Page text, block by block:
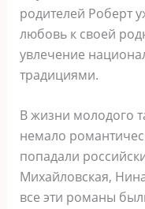
родителей Роберт
любовь к своей
увлечение
традициями.
В жизни молодого
немало
попадали
Михайловская,
все эти романы